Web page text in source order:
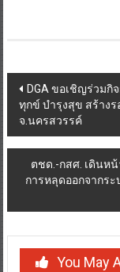
Post
navigation
DGA ขอเชิญร่วมกิ
ทุกข์ บำรุงสุข สร้าง
จ.นครสวรรค์
ตชด.-กสศ. เดินห
การหลุดออกจากร
You May